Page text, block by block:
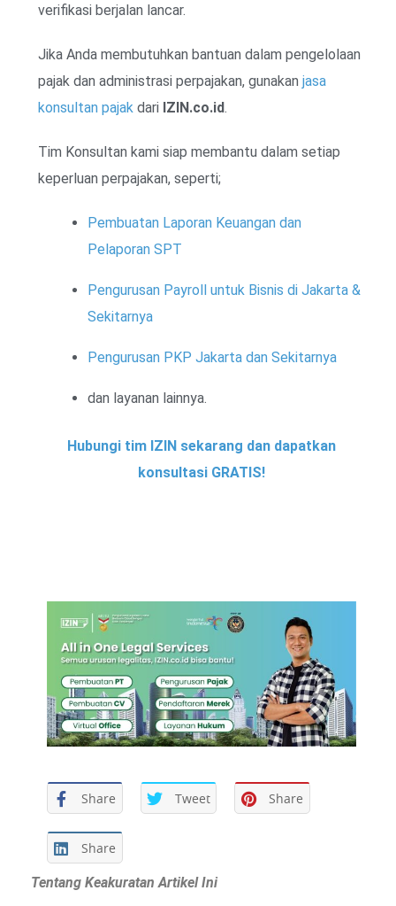
verifikasi berjalan lancar.
Jika Anda membutuhkan bantuan dalam pengelolaan
pajak dan administrasi perpajakan, gunakan jasa
konsultan pajak dari IZIN.co.id.
Tim Konsultan kami siap membantu dalam setiap
keperluan perpajakan, seperti;
Pembuatan Laporan Keuangan dan
Pelaporan SPT
Pengurusan Payroll untuk Bisnis di Jakarta &
Sekitarnya
Pengurusan PKP Jakarta dan Sekitarnya
dan layanan lainnya.
Hubungi tim IZIN sekarang dan dapatkan
konsultasi GRATIS!
Share Tweet Share
Share
Tentang Keakuratan Artikel Ini